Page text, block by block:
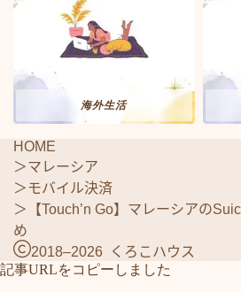
Follow Me
海外生活
HOME
＞マレーシア
＞モバイル決済
＞
【Touch’n Go】マレーシアの
め
2018–2026 くろこハウス
記事URLをコピーしました